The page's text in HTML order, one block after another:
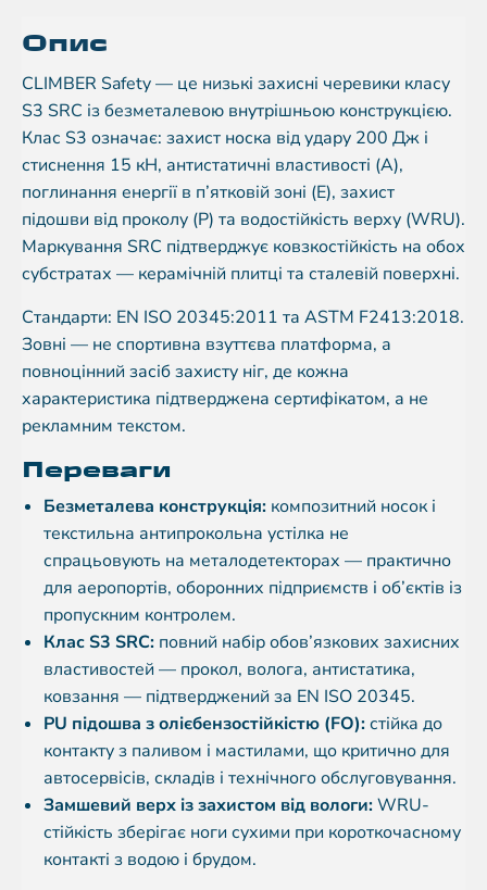
Опис
CLIMBER Safety — це низькі захисні черевики класу
S3 SRC із безметалевою внутрішньою конструкцією.
Клас S3 означає: захист носка від удару 200 Дж і
стиснення 15 кН, антистатичні властивості (A),
поглинання енергії в п’ятковій зоні (E), захист
підошви від проколу (P) та водостійкість верху (WRU).
Маркування SRC підтверджує ковзкостійкість на обох
субстратах — керамічній плитці та сталевій поверхні.
Стандарти: EN ISO 20345:2011 та ASTM F2413:2018.
Зовні — не спортивна взуттєва платформа, а
повноцінний засіб захисту ніг, де кожна
характеристика підтверджена сертифікатом, а не
рекламним текстом.
Переваги
Безметалева конструкція: композитний носок і
текстильна антипрокольна устілка не
спрацьовують на металодетекторах — практично
для аеропортів, оборонних підприємств і об’єктів із
пропускним контролем.
Клас S3 SRC: повний набір обов’язкових захисних
властивостей — прокол, волога, антистатика,
ковзання — підтверджений за EN ISO 20345.
PU підошва з олієбензостійкістю (FO):стійка до
контакту з паливом і мастилами, що критично для
автосервісів, складів і технічного обслуговування.
Замшевий верх із захистом від вологи:WRU-
стійкість зберігає ноги сухими при короткочасному
контакті з водою і брудом.